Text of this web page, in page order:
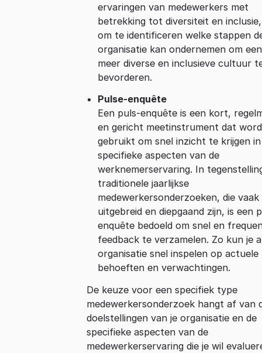
ervaringen van medewerkers met
betrekking tot diversiteit en
om te identificeren welke stappen
organisatie kan ondernemen om een
meer diverse en inclusieve cultuur
bevorderen.
Pulse-enquête
Een puls-enquête is een kort,
en gericht meetinstrument dat
gebruikt om snel inzicht te krijgen in
specifieke aspecten van de
werknemerservaring. In
traditionele jaarlijkse
medewerkersonderzoeken, die vaak
uitgebreid en diepgaand zijn, is een
enquête bedoeld om snel en
feedback te verzamelen. Zo kun je
organisatie snel inspelen op actuele
behoeften en verwachtingen.
De keuze voor een specifiek type
medewerkersonderzoek hangt af van
doelstellingen van je organisatie en de
specifieke aspecten van de
medewerkerservaring die je wil